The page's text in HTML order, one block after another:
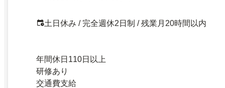
土日休み / 完全週休2日制 / 残業月20時間以内
年間休日110日以上
研修あり
交通費支給